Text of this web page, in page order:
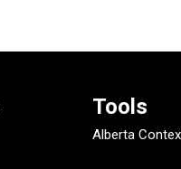
Tools
Alberta